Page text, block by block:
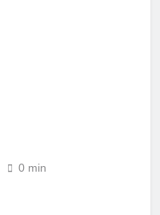
0 min